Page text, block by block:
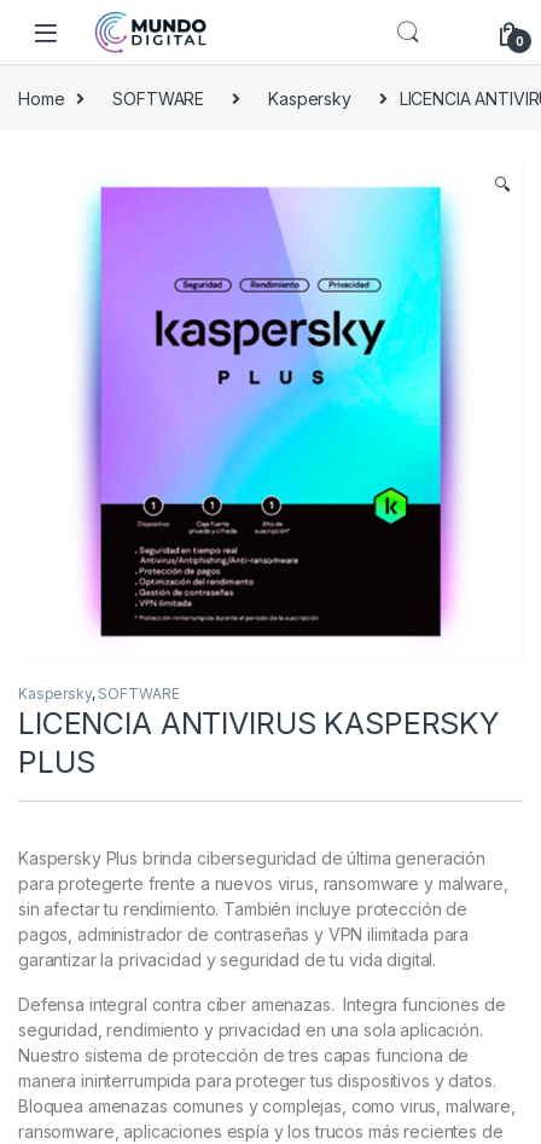
Skip to navigation
Skip to content
0
Home SOFTWARE Kaspersky LICENCIA
🔍
Kaspersky, SOFTWARE
LICENCIA ANTIVIRUS KASPERSKY
PLUS
Kaspersky Plus brinda ciberseguridad de última generación
para protegerte frente a nuevos virus, ransomware y malware,
sin afectar tu rendimiento. También incluye protección de
pagos, administrador de contraseñas y VPN ilimitada para
garantizar la privacidad y seguridad de tu vida digital.
Defensa integral contra ciber amenazas. Integra funciones de
seguridad, rendimiento y privacidad en una sola aplicación.
Nuestro sistema de protección de tres capas funciona de
manera ininterrumpida para proteger tus dispositivos y datos.
Bloquea amenazas comunes y complejas, como virus, malware,
ransomware, aplicaciones espía y los trucos más recientes de